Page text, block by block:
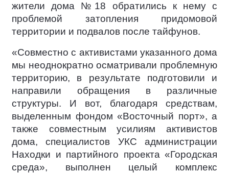
жители дома №18 обратились к нему с
проблемой затопления придомовой
территории и подвалов после тайфунов.
«Совместно с активистами указанного дома
мы неоднократно осматривали проблемную
территорию, в результате подготовили и
направили обращения в различные
структуры. И вот, благодаря средствам,
выделенным фондом «Восточный порт», а
также совместным усилиям активистов
дома, специалистов УКС администрации
Находки и партийного проекта «Городская
среда», выполнен целый комплекс